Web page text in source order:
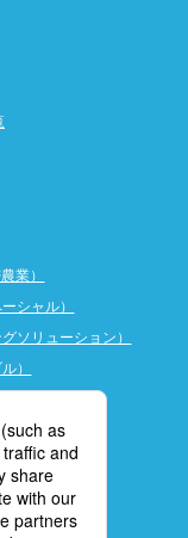
業）
シャル）
リューション）
）
ョン）
）